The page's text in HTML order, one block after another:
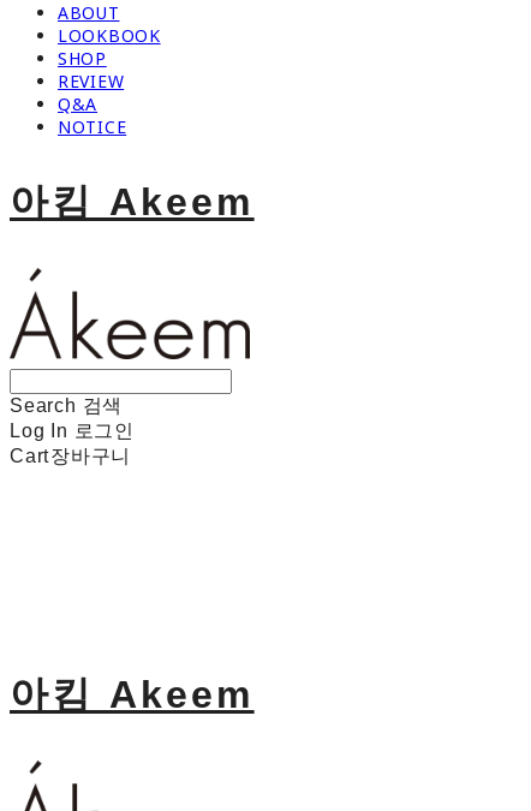
ABOUT
LOOKBOOK
SHOP
REVIEW
Q&A
NOTICE
아킴 Akeem
Search 검색
Log In 로그인
Cart장바구니
아킴 Akeem